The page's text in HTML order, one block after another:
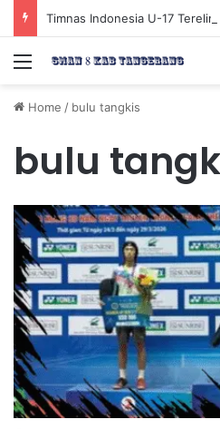
Menu
Home / bulu tangkis
bulu